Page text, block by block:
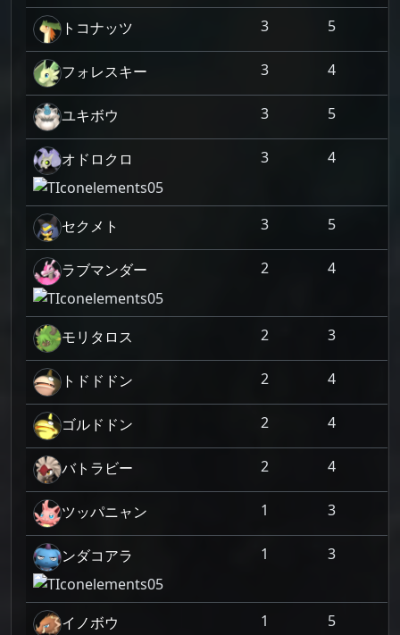
トコナッツ 3 5
フォレスキー 3 4
ユキボウ 3 5
オドロクロ 3 4
セクメト 3 5
ラブマンダー 2 4
モリタロス 2 3
トドドドン 2 4
ゴルドドン 2 4
バトラビー 2 4
ツッパニャン 1 3
ンダコアラ 1 3
イノボウ 1 5